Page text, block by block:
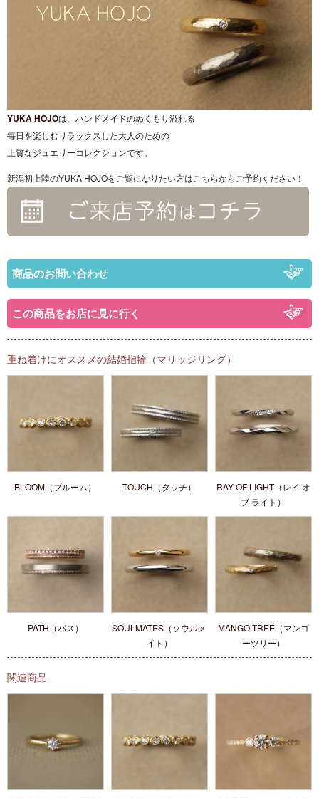
YUKA HOJOは、ハンドメイドのぬくもり溢れる
毎日を楽しむリラックスした大人のための
上質なジュエリーコレクションです。
新潟初上陸のYUKA HOJOをご覧になりたい方はこちらからご予約ください！
商品のお問い合わせ
この商品をお店に見に行く
重ね着けにオススメの結婚指輪（マリッジリング）
BLOOM（ブルーム） TOUCH（タッチ）
RAY OF LIGHT（レイ オ
ブ ライト）
PATH（パス）
SOULMATES（ソウルメ
イト）
MANGO TREE（マンゴ
ーツリー）
関連商品